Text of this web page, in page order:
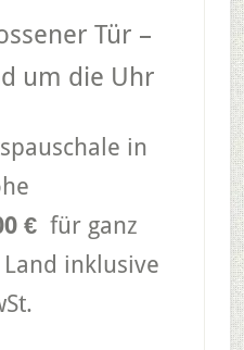
Tür –
um die Uhr
in
€für ganz
inklusive